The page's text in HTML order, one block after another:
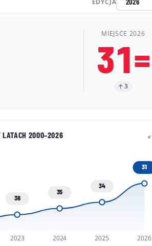
EDYCJA
MIEJSCE 2026
31=
3
LATACH 2000–2026
2023 2024 2025 2026
36
35
34
31